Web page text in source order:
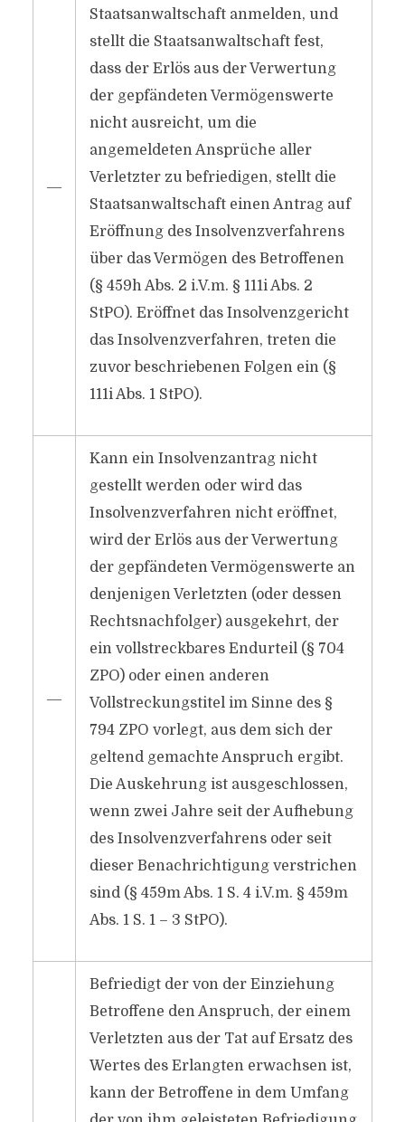
―
Staatsanwaltschaft anmelden, und
stellt die Staatsanwaltschaft fest,
dass der Erlös aus der Verwertung
der gepfändeten Vermögenswerte
nicht ausreicht, um die
angemeldeten Ansprüche aller
Verletzter zu befriedigen, stellt die
Staatsanwaltschaft einen Antrag auf
Eröffnung des Insolvenzverfahrens
über das Vermögen des Betroffenen
(§ 459h Abs. 2 i.V.m. § 111i Abs. 2
StPO). Eröffnet das Insolvenzgericht
das Insolvenzverfahren, treten die
zuvor beschriebenen Folgen ein (§
111i Abs. 1 StPO).
―
Kann ein Insolvenzantrag nicht
gestellt werden oder wird das
Insolvenzverfahren nicht eröffnet,
wird der Erlös aus der Verwertung
der gepfändeten Vermögenswerte an
denjenigen Verletzten (oder dessen
Rechtsnachfolger) ausgekehrt, der
ein vollstreckbares Endurteil (§ 704
ZPO) oder einen anderen
Vollstreckungstitel im Sinne des §
794 ZPO vorlegt, aus dem sich der
geltend gemachte Anspruch ergibt.
Die Auskehrung ist ausgeschlossen,
wenn zwei Jahre seit der Aufhebung
des Insolvenzverfahrens oder seit
dieser Benachrichtigung verstrichen
sind (§ 459m Abs. 1 S. 4 i.V.m. § 459m
Abs. 1 S. 1 – 3 StPO).
Befriedigt der von der Einziehung
Betroffene den Anspruch, der einem
Verletzten aus der Tat auf Ersatz des
Wertes des Erlangten erwachsen ist,
kann der Betroffene in dem Umfang